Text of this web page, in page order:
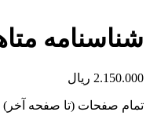
شناسنامه
2.150.000 ریال
تمام صفحات (تا صفحه آخر)